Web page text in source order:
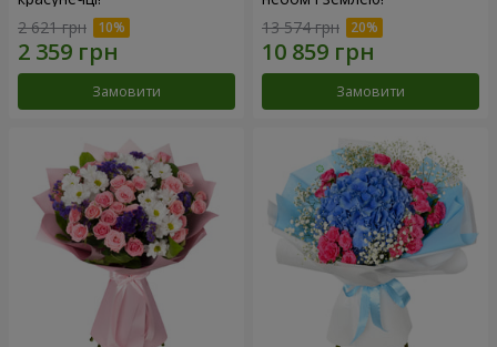
2 621 грн
Замовити
13 574 грн
Замовити